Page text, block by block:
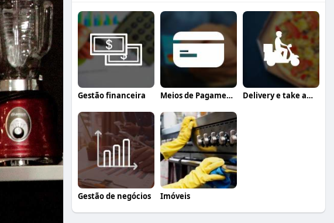
Gestão financeira Meios de Pagamento Delivery e take away
Gestão de negócios Imóveis